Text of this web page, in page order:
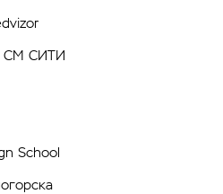
СМ СИТИ
School